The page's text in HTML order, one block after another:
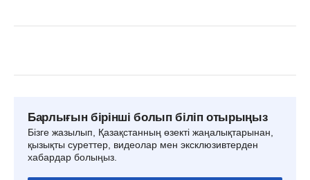
Барлығын бірінші болып біліп отырыңыз
Бізге жазылып, Қазақстанның өзекті жаңалықтарынан,
қызықты суреттер, видеолар мен эксклюзивтерден
хабардар болыңыз.